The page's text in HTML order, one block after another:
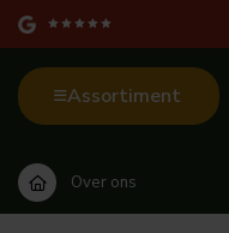
Assortiment
Over ons